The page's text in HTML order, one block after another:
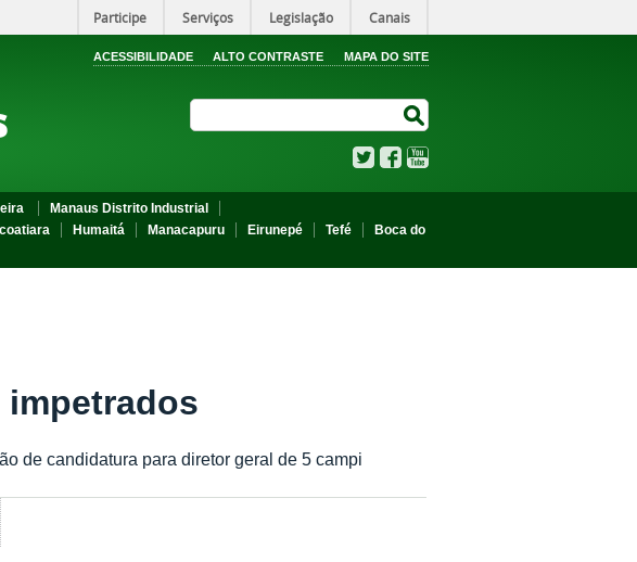
Participe Serviços Legislação Canais
ACESSIBILIDADE ALTO CONTRASTE MAPA DO SITE
TwitterFacebook
Manaus Distrito Industrial
Humaitá Manacapuru Eirunepé Tefé
Boca do
impetrados
de candidatura para diretor geral de 5 campi